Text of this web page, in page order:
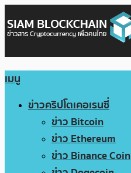
เมนู
ข่าวคริปโตเคอเรนซี่
ข่าว Bitcoin
ข่าว Ethereum
ข่าว Binance Coin